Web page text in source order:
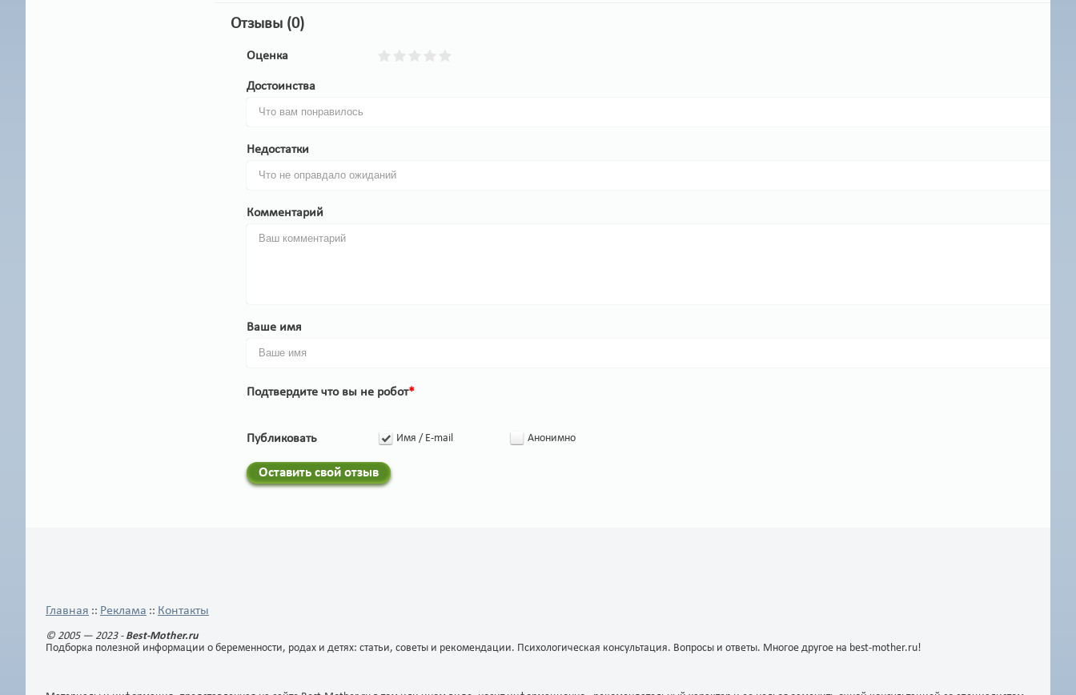
Отзывы (0)
Оценка
Достоинства
Недостатки
Комментарий
Ваше имя
Подтвердите что вы не робот*
Публиковать Имя / E-mail Анонимно
Оставить свой отзыв
Главная :: Реклама :: Контакты
© 2005 — 2023 - Best-Mother.ru
Подборка полезной информации о беременности, родах и детях: статьи, советы и рекомендации. Психологическая консультация. Вопросы и ответы. Многое другое на best-mother.ru!